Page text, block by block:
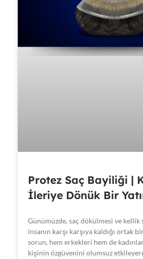
Protez Saç Bayiliği |
İleriye Dönük Bir
Günümüzde, saç dökülmesi ve
insanın karşı karşıya kaldığı ortak
sorun, hem erkekleri hem de
kişinin özgüvenini olumsuz